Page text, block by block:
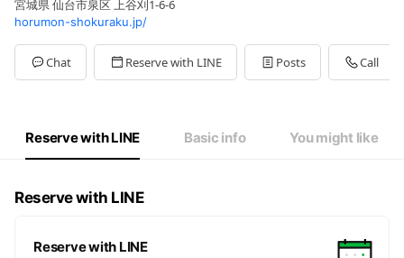
宮城県 仙台市泉区 上谷刈1-6-6
horumon-shokuraku.jp/
Chat Reserve with LINE Posts Call
Reserve with LINE Basic info You might like
Reserve with LINE
Reserve with LINE